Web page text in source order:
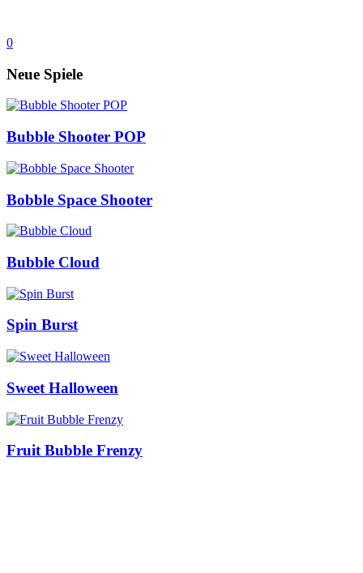
0
Neue Spiele
Bubble Shooter POP
Bobble Space Shooter
Bubble Cloud
Spin Burst
Sweet Halloween
Fruit Bubble Frenzy